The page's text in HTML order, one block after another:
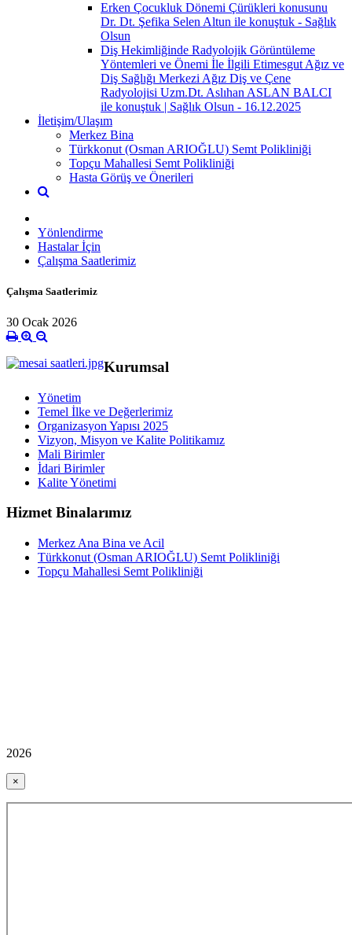
Erken Çocukluk Dönemi Çürükleri konusunu
Dr. Dt. Şefika Selen Altun ile konuştuk - Sağlık
Olsun
Diş Hekimliğinde Radyolojik Görüntüleme
Yöntemleri ve Önemi İle İlgili Etimesgut Ağız ve
Diş Sağlığı Merkezi Ağız Diş ve Çene
Radyolojisi Uzm.Dt. Aslıhan ASLAN BALCI
ile konuştuk | Sağlık Olsun - 16.12.2025
İletişim/Ulaşım
Merkez Bina
Türkkonut (Osman ARIOĞLU) Semt Polikliniği
Topçu Mahallesi Semt Polikliniği
Hasta Görüş ve Önerileri
Yönlendirme
Hastalar İçin
Çalışma Saatlerimiz
Çalışma Saatlerimiz
30 Ocak 2026
Kurumsal
Yönetim
Temel İlke ve Değerlerimiz
Organizasyon Yapısı 2025
Vizyon, Misyon ve Kalite Politikamız
Mali Birimler
İdari Birimler
Kalite Yönetimi
Hizmet Binalarımız
Merkez Ana Bina ve Acil
Türkkonut (Osman ARIOĞLU) Semt Polikliniği
Topçu Mahallesi Semt Polikliniği
2026
×